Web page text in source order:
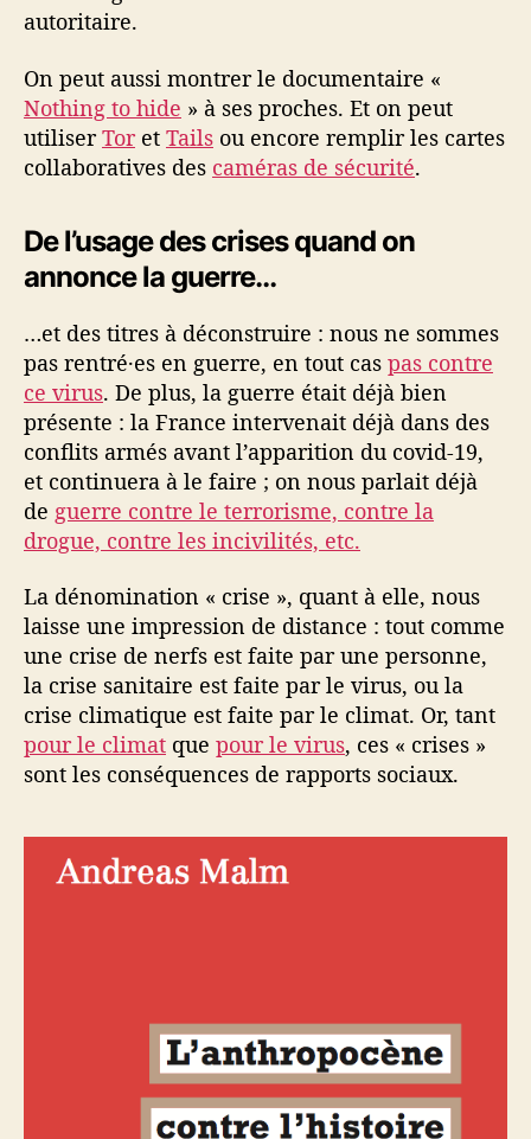
autoritaire.
On peut aussi montrer le documentaire «
Nothing to hide » à ses proches. Et on peut
utiliserToret Tails ou encore remplir les cartes
collaboratives des caméras de sécurité.
De l’usage des crises quand on
annonce la guerre…
…et des titres à déconstruire : nous ne sommes
pas rentré·es en guerre, en tout cas pas contre
ce virus. De plus, la guerre était déjà bien
présente : la France intervenait déjà dans des
conflits armés avant l’apparition du covid-19,
et continuera à le faire ; on nous parlait déjà
de guerre contre le terrorisme, contre la
drogue, contre les incivilités, etc.
La dénomination « crise », quant à elle, nous
laisse une impression de distance : tout comme
une crise de nerfs est faite par une personne,
la crise sanitaire est faite par le virus, ou la
crise climatique est faite par le climat. Or, tant
pour le climat que pour le virus, ces « crises »
sont les conséquences de rapports sociaux.